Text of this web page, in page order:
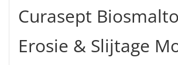
Curasept
Erosie & Slijtage